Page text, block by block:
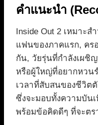
คำแนะนำ
Inside Out 2 เหมาะ
แฟนของภาคแรก, คร
กัน, วัยรุ่นที่กำลังเผชิ
หรือผู้ใหญ่ที่อยากหวน
เวลาที่สับสนของชีวิตตั
ซึ่งจะมอบทั้งความบันเ
พร้อมข้อคิดดีๆ ที่จะตร